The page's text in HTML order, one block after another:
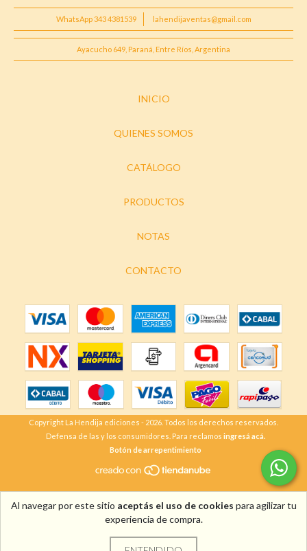
Al navegar por este sitio aceptás el uso de cookies para agilizar tu
experiencia de compra.
WhatsApp 343 4381539 lahendijaventas@gmail.com
Ayacucho 649, Paraná, Entre Ríos, Argentina
INICIO
QUIENES SOMOS
CATÁLOGO
PRODUCTOS
NOTAS
CONTACTO
Copyright La Hendija ediciones - 2026. Todos los derechos reservados.
Defensa de las y los consumidores. Para reclamos ingresá acá.
Botón de arrepentimiento